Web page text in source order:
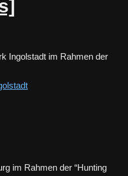
Ingolstadt im Rahmen der
im Rahmen der “Hunting